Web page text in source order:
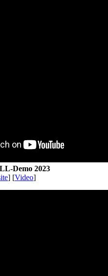
Demo 2023
] [Video]